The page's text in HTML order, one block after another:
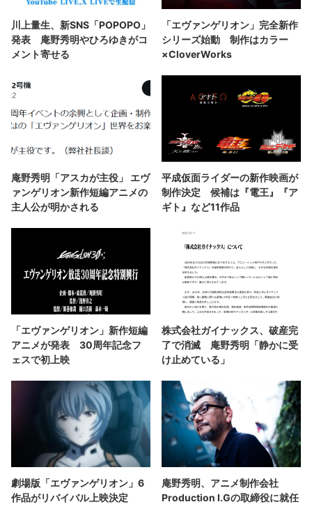
川上量生、新SNS「POPOPO」
発表 庵野秀明やひろゆきがコ
メント寄せる
「エヴァンゲリオン」完全新作
シリーズ始動 制作はカラー
×CloverWorks
庵野秀明「アスカが主役」 エヴ
ァンゲリオン新作短編アニメの
主人公が明かされる
平成仮面ライダーの新作映画が
制作決定 候補は『電王』『ア
ギト』など11作品
「エヴァンゲリオン」新作短編
アニメが発表 30周年記念フ
ェスで初上映
株式会社ガイナックス、破産完
了で消滅 庵野秀明「静かに受
け止めている」
劇場版「エヴァンゲリオン」6
作品がリバイバル上映決定
庵野秀明、アニメ制作会社
Production I.Gの取締役に就任